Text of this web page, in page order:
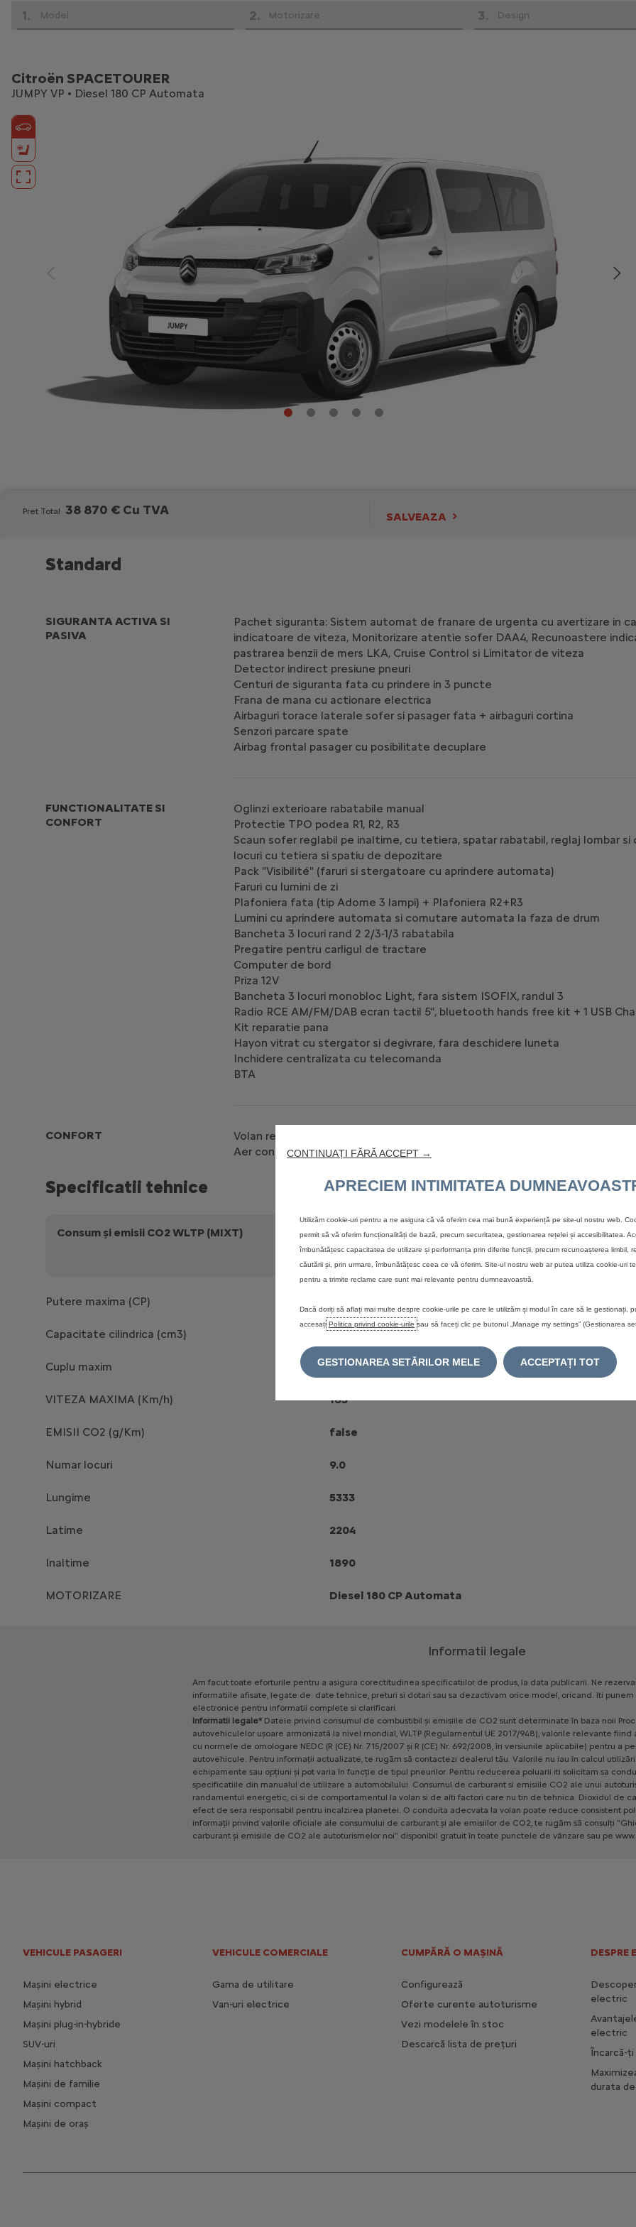
1. Model 2. Motorizare 3. Design
Citroën SPACETOURER
JUMPY VP • Diesel 180 CP Automata
Pret Total 38 870 € Cu TVA SALVEAZA
Standard
SIGURANTA ACTIVA SI
PASIVA
Pachet siguranta: Sistem automat de franare de urgenta cu avertizare in
indicatoare de viteza, Monitorizare atentie sofer DAA4, Recunoastere
pastrarea benzii de mers LKA, Cruise Control si Limitator de viteza
Detector indirect presiune pneuri
Centuri de siguranta fata cu prindere in 3 puncte
Frana de mana cu actionare electrica
Airbaguri torace laterale sofer si pasager fata + airbaguri cortina
Senzori parcare spate
Airbag frontal pasager cu posibilitate decuplare
FUNCTIONALITATE SI
CONFORT
Oglinzi exterioare rabatabile manual
Protectie TPO podea R1, R2, R3
Scaun sofer reglabil pe inaltime, cu tetiera, spatar rabatabil, reglaj lombar
locuri cu tetiera si spatiu de depozitare
Pack "Visibilité" (faruri si stergatoare cu aprindere automata)
Faruri cu lumini de zi
Plafoniera fata (tip Adome 3 lampi) + Plafoniera R2+R3
Lumini cu aprindere automata si comutare automata la faza de drum
Bancheta 3 locuri rand 2 2/3-1/3 rabatabila
Pregatire pentru carligul de tractare
Computer de bord
Priza 12V
Bancheta 3 locuri monobloc Light, fara sistem ISOFIX, randul 3
Radio RCE AM/FM/DAB ecran tactil 5'', bluetooth hands free kit + 1 USB
Kit reparatie pana
Hayon vitrat cu stergator si degivrare, fara deschidere luneta
Inchidere centralizata cu telecomanda
BTA
CONFORT
Volan reglabil pe inaltime si adancime + Comenzi integrate
Aer conditionat manual
Specificatii tehnice
Consum și emisii CO2 WLTP (MIXT) Consum
Emisii totale CO2
Putere maxima (CP)
Capacitate cilindrica (cm3) 2184.0
Cuplu maxim 400
VITEZA MAXIMA (Km/h) 185
EMISII CO2 (g/Km) false
Numar locuri 9.0
Lungime 5333
Latime 2204
Inaltime 1890
MOTORIZARE Diesel 180 CP Automata
Informatii legale
Am facut toate eforturile pentru a asigura corectitudinea specificatiilor de produs, la data publicarii. Ne
informatiile afisate, legate de: date tehnice, preturi si dotari sau sa dezactivam orice model, oricand. Iti punem
electronice pentru informatii complete si clarificari.
Informatii legale* Datele privind consumul de combustibil și emisiile de CO2 sunt determinate în baza noii
autovehiculelor ușoare armonizată la nivel mondial, WLTP (Regulamentul UE 2017/948), valorile relevante fiind
cu normele de omologare NEDC (R (CE) Nr. 715/2007 și R (CE) Nr. 692/2008, în versiunile aplicabile) pentru a
autovehicule. Pentru informații actualizate, te rugăm să contactezi dealerul tău. Valorile nu iau în calcul utilizări
echipamente sau opțiuni și pot varia în funcție de tipul pneurilor. Pentru reducerea poluarii iti solicitam sa
specificatiile din manualul de utilizare a automobilului. Consumul de carburant si emisiile CO2 ale unui
randamentul energetic, ci si de comportamentul la volan si de alti factori care nu tin de tehnica. Dioxidul de
efect de sera responsabil pentru incalzirea planetei. O conduita adecvata la volan poate reduce consistent
informații privind valorile oficiale ale consumului de carburant și ale emisiilor de CO2, te rugăm să consulți
carburant și emisiile de CO2 ale autoturismelor noi" disponibil gratuit în toate punctele de vânzare sau pe
VEHICULE PASAGERI
Mașini electrice
Mașini hybrid
Mașini plug-in-hybride
SUV-uri
Mașini hatchback
Mașini de familie
Mașini compact
Mașini de oraș
VEHICULE COMERCIALE
Gama de utilitare
Van-uri electrice
CUMPĂRĂ O MAȘINĂ
Configurează
Oferte curente autoturisme
Vezi modelele în stoc
Descarcă lista de prețuri
DESPRE
electric
electric
Încarcă-ți
durata
CONTINUAȚI FĂRĂ ACCEPT →
APRECIEM INTIMITATEA
Utilizăm cookie-uri pentru a ne asigura că vă oferim cea mai bună experiență pe site-ul nostru web.
permit să vă oferim funcționalități de bază, precum securitatea, gestionarea rețelei și accesibilitatea.
îmbunătățesc capacitatea de utilizare și performanța prin diferite funcții, precum recunoașterea limbii,
căutării și, prin urmare, îmbunătățesc ceea ce vă oferim. Site-ul nostru web ar putea utiliza cookie-uri
pentru a trimite reclame care sunt mai relevante pentru dumneavoastră.
Dacă doriți să aflați mai multe despre cookie-urile pe care le utilizăm și modul în care să le gestionați,
accesați Politica privind cookie-urile sau să faceți clic pe butonul „Manage my settings” (Gestionarea
GESTIONAREA SETĂRILOR MELE ACCEPTAȚI TOT